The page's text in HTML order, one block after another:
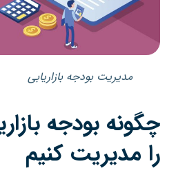
مدیریت بودجه بازاریابی
چگونه بودجه
را مدیریت کنیم